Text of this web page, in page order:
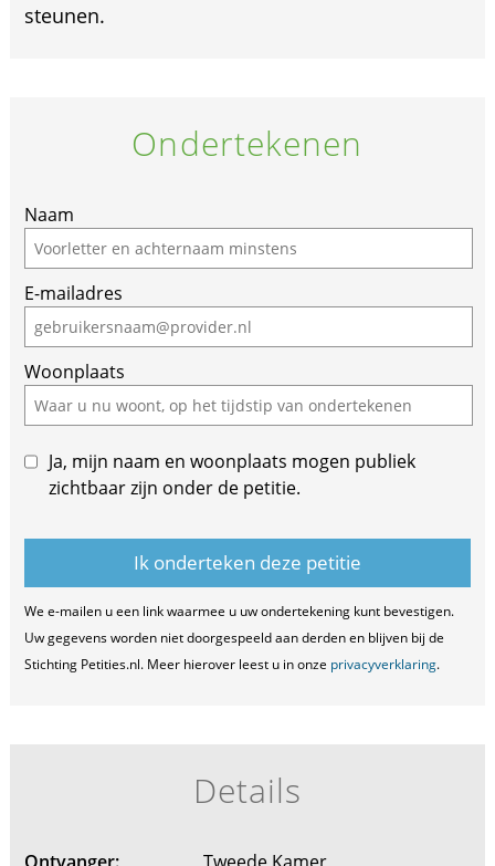
steunen.
Ondertekenen
Naam
E-mailadres
Woonplaats
Ja, mijn naam en woonplaats mogen publiek
zichtbaar zijn onder de petitie.
We e-mailen u een link waarmee u uw ondertekening kunt bevestigen.
Uw gegevens worden niet doorgespeeld aan derden en blijven bij de
Stichting Petities.nl. Meer hierover leest u in onze privacyverklaring.
Details